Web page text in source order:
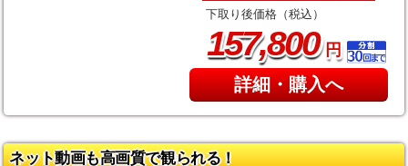
下取り後価格（税込）
157,800円
詳細・購入へ
ネット動画も高画質で観られる！